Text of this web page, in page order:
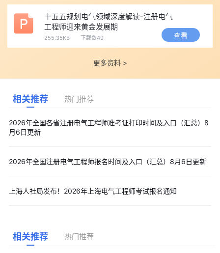
十五五规划电气领域深度解读-注册电气
工程师迎来黄金发展期
255.35KB 下载数49 查看
更多资料 >
相关推荐 热门推荐
2026年全国各省注册电气工程师准考证打印时间及入口（汇总）8
月6日更新
2026年全国注册电气工程师报名时间及入口（汇总）8月6日更新
上海人社局发布！2026年上海电气工程师考试报名通知
相关推荐 热门推荐